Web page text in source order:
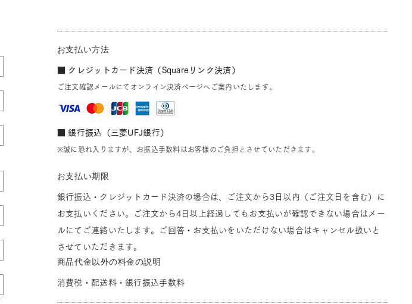
お支払い方法
■ クレジットカード決済（Squareリンク決済）
ご注文確認メールにてオンライン決済ページへご案内いたします。
■ 銀行振込（三菱UFJ銀行）
※誠に恐れ入りますが、お振込手数料はお客様のご負担とさせていただきます。
お支払い期限
銀行振込・クレジットカード決済の場合は、ご注文から3日以内（ご注文日を含む）に
お支払いください。ご注文から4日以上経過してもお支払いが確認できない場合はメー
ルにてご連絡いたします。ご回答・お支払いをいただけない場合はキャンセル扱いと
させていただきます。
商品代金以外の料金の説明
消費税・配送料・銀行振込手数料